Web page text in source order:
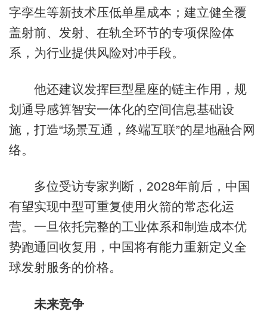
字孪生等新技术压低单星成本；建立健全覆
盖射前、发射、在轨全环节的专项保险体
系，为行业提供风险对冲手段。
他还建议发挥巨型星座的链主作用，规
划通导感算智安一体化的空间信息基础设
施，打造“场景互通，终端互联”的星地融合网
络。
多位受访专家判断，2028年前后，中国
有望实现中型可重复使用火箭的常态化运
营。一旦依托完整的工业体系和制造成本优
势跑通回收复用，中国将有能力重新定义全
球发射服务的价格。
未来竞争